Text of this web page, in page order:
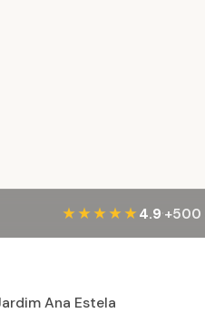
★★★★★ 4.9·+500
Ana Estela